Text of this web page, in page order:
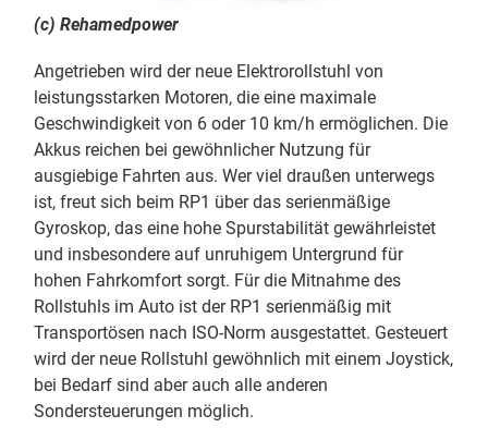
(c) Rehamedpower
Angetrieben wird der neue Elektrorollstuhl von
leistungsstarken Motoren, die eine maximale
Geschwindigkeit von 6 oder 10 km/h ermöglichen. Die
Akkus reichen bei gewöhnlicher Nutzung für
ausgiebige Fahrten aus. Wer viel draußen unterwegs
ist, freut sich beim RP1 über das serienmäßige
Gyroskop, das eine hohe Spurstabilität gewährleistet
und insbesondere auf unruhigem Untergrund für
hohen Fahrkomfort sorgt. Für die Mitnahme des
Rollstuhls im Auto ist der RP1 serienmäßig mit
Transportösen nach ISO-Norm ausgestattet. Gesteuert
wird der neue Rollstuhl gewöhnlich mit einem Joystick,
bei Bedarf sind aber auch alle anderen
Sondersteuerungen möglich.